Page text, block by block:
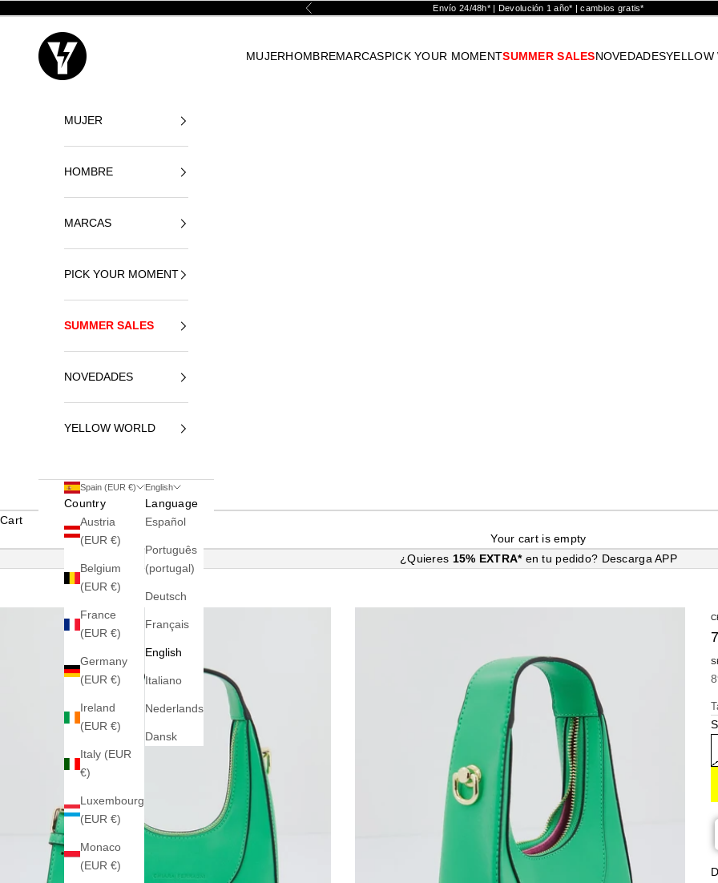
Previous Envío 24/48h* | Devolución 1 año* | cambios gratis*
Yellowshop
MUJERHOMBREMARCASPICK YOUR MOMENTSUMMER SALESNOVEDADESYELLOW
MUJER
HOMBRE
MARCAS
PICK YOUR MOMENT
SUMMER SALES
NOVEDADES
YELLOW WORLD
Spain (EUR €)
Country
Austria
(EUR €)
Belgium
(EUR €)
France
(EUR €)
Germany
(EUR €)
Ireland
(EUR €)
Italy (EUR
€)
Luxembourg
(EUR €)
Monaco
(EUR €)
English
Language
Español
Português
(portugal)
Deutsch
Français
English
Italiano
Nederlands
Dansk
Cart
Your cart is empty
¿Quieres 15% EXTRA* en tu pedido? Descarga APP